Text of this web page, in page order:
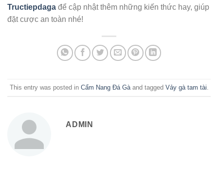
Tructiepdaga để cập nhật thêm những kiến thức hay, giúp
đặt cược an toàn nhé!
This entry was posted in Cẩm Nang Đá Gàand tagged Vảy gà tam tài
ADMIN